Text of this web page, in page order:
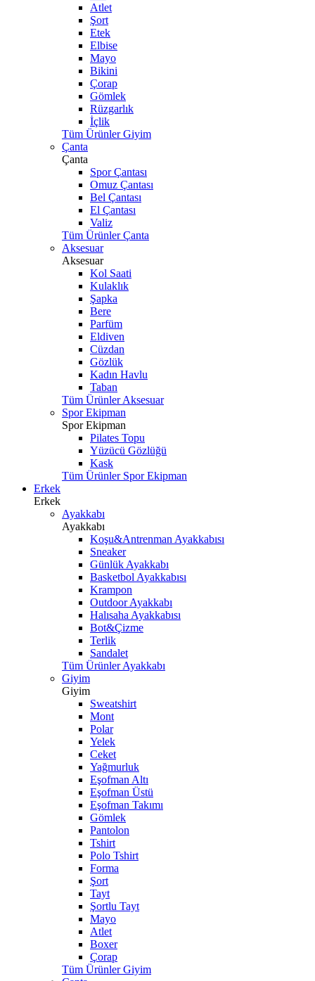
Atlet
Şort
Etek
Elbise
Mayo
Bikini
Çorap
Gömlek
Rüzgarlık
İçlik
Tüm Ürünler Giyim
Çanta
Çanta
Spor Çantası
Omuz Çantası
Bel Çantası
El Çantası
Valiz
Tüm Ürünler Çanta
Aksesuar
Aksesuar
Kol Saati
Kulaklık
Şapka
Bere
Parfüm
Eldiven
Cüzdan
Gözlük
Kadın Havlu
Taban
Tüm Ürünler Aksesuar
Spor Ekipman
Spor Ekipman
Pilates Topu
Yüzücü Gözlüğü
Kask
Tüm Ürünler Spor Ekipman
Erkek
Erkek
Ayakkabı
Ayakkabı
Koşu&Antrenman Ayakkabısı
Sneaker
Günlük Ayakkabı
Basketbol Ayakkabısı
Krampon
Outdoor Ayakkabı
Halısaha Ayakkabısı
Bot&Çizme
Terlik
Sandalet
Tüm Ürünler Ayakkabı
Giyim
Giyim
Sweatshirt
Mont
Polar
Yelek
Ceket
Yağmurluk
Eşofman Altı
Eşofman Üstü
Eşofman Takımı
Gömlek
Pantolon
Tshirt
Polo Tshirt
Forma
Şort
Tayt
Şortlu Tayt
Mayo
Atlet
Boxer
Çorap
Tüm Ürünler Giyim